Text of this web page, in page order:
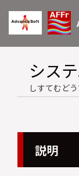
シス
しすてむど
説明